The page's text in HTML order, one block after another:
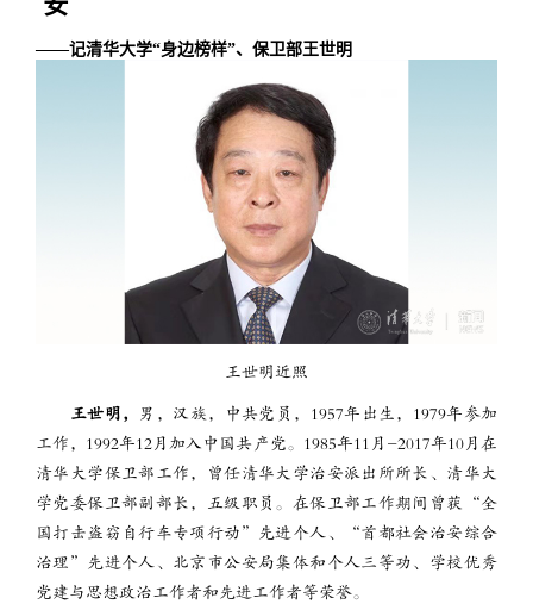
——记清华大学“身边榜样”、保卫部王世明
王世明近照
王世明 ，
男，汉族，中共党员，1957年出生，1979年参加
工作，1992年12月加入中国共产党。1985年11月-2017年10月在
清华大学保卫部工作，曾任清华大学治安派出所所长、清华大
学党委保卫部副部长，五级职员。在保卫部工作期间曾获“全
国打击盗窃自行车专项行动”先进个人、“首都社会治安综合
治理”先进个人、北京市公安局集体和个人三等功、学校优秀
党建与思想政治工作者和先进工作者等荣誉。